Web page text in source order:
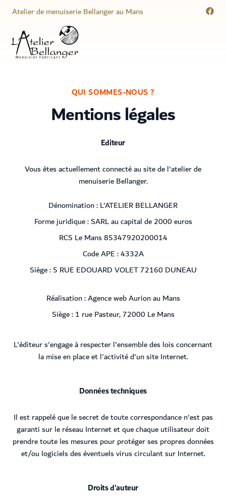
Atelier de menuiserie Bellanger au Mans
Menuisier Atelier Bellanger
QUI SOMMES-NOUS ?
Mentions légales
Editeur
Vous êtes actuellement connecté au site de l'atelier de
menuiserie Bellanger.
Dénomination : L'ATELIER BELLANGER
Forme juridique : SARL au capital de 2000 euros
RCS Le Mans 85347920200014
Code APE : 4332A
Siège : 5 RUE EDOUARD VOLET 72160 DUNEAU
Réalisation :Agence web Aurion au Mans
Siège : 1 rue Pasteur, 72000 Le Mans
L'éditeur s'engage à respecter l'ensemble des lois concernant
la mise en place et l'activité d'un site Internet.
Données techniques
Il est rappelé que le secret de toute correspondance n'est pas
garanti sur le réseau Internet et que chaque utilisateur doit
prendre toute les mesures pour protéger ses propres données
et/ou logiciels des éventuels virus circulant sur Internet.
Droits d'auteur